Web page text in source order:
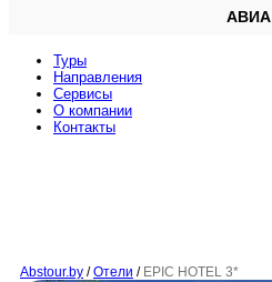
АВИА
Туры
Направления
Сервисы
O компании
Контакты
Abstour.by / Отели / EPIC HOTEL 3*